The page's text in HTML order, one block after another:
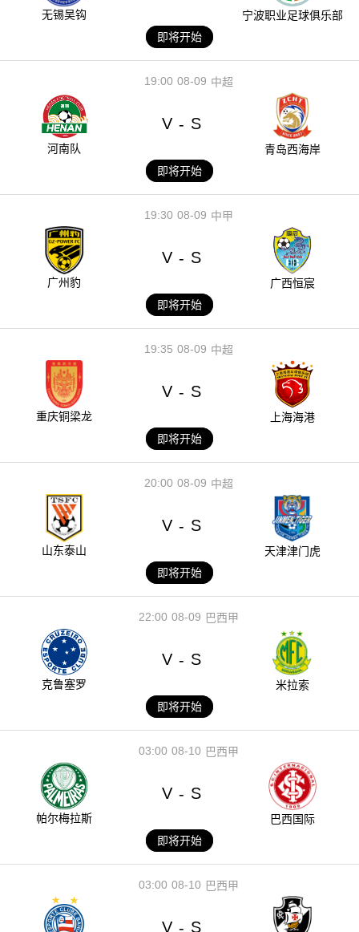
无锡吴钩
宁波职业足球俱乐部
即将开始
08-09
19:00 中超
河南队
V - S
青岛西海岸
即将开始
08-09
19:30 中甲
广州豹
V - S
广西恒宸
即将开始
08-09
19:35 中超
重庆铜梁龙
V - S
上海海港
即将开始
08-09
20:00 中超
山东泰山
V - S
天津津门虎
即将开始
08-09
22:00 巴西甲
克鲁塞罗
V - S
米拉索
即将开始
08-10
03:00 巴西甲
帕尔梅拉斯
V - S
巴西国际
即将开始
08-10
03:00 巴西甲
V - S